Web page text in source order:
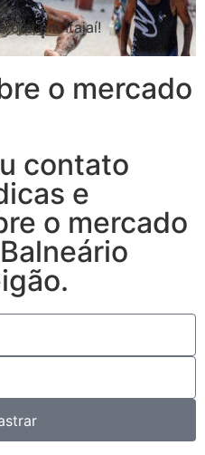
em Itajaí!
o mercado
contato
e
o mercado